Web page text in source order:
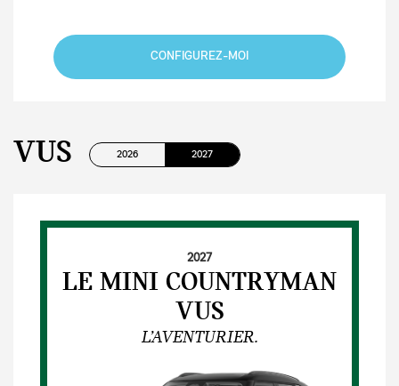
CONFIGUREZ-MOI
VUS 2026 2027
2027
LE MINI COUNTRYMAN
VUS
L’AVENTURIER.